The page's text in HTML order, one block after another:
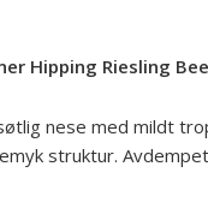
Hipping Riesling
nese med mildt
struktur.